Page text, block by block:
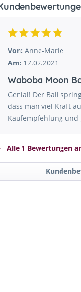
Von: Anne-Marie
Am: 17.07.2021
Waboba Moon
Genial! Der Ball
dass man viel Kraft
Kaufempfehlung und
Alle 1 Bewertungen